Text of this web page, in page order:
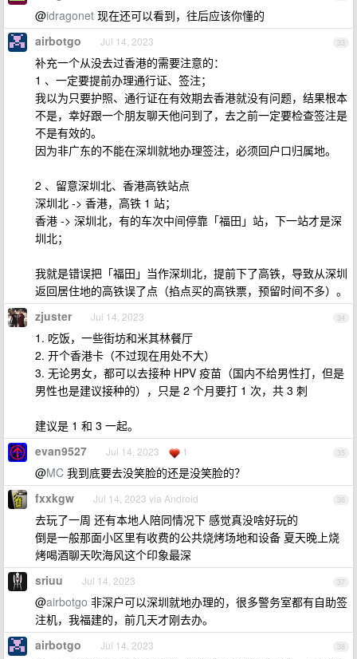
@idragonet 现在还可以看到，往后应该你懂的
33
airbotgo Jul 14, 2023
补充一个从没去过香港的需要注意的：
1 、一定要提前办理通行证、签注；
我以为只要护照、通行证在有效期去香港就没有问题，结果根本
不是，幸好跟一个朋友聊天他问到了，去之前一定要检查签注是
不是有效的。
因为非广东的不能在深圳就地办理签注，必须回户口归属地。
2 、留意深圳北、香港高铁站点
深圳北 -> 香港，高铁 1 站；
香港 -> 深圳北，有的车次中间停靠「福田」站，下一站才是深
圳北；
我就是错误把「福田」当作深圳北，提前下了高铁，导致从深圳
返回居住地的高铁误了点（掐点买的高铁票，预留时间不多）。
34
zjuster Jul 14, 2023
1. 吃饭，一些街坊和米其林餐厅
2. 开个香港卡（不过现在用处不大）
3. 无论男女，都可以去接种 HPV 疫苗（国内不给男性打，但是
男性也是建议接种的），只是 2 个月要打 1 次，共 3 刺
建议是 1 和 3 一起。
35
evan9527 Jul 14, 2023 1
@MC 我到底要去没笑脸的还是没笑脸的？
36
fxxkgw Jul 14, 2023 via Android
去玩了一周 还有本地人陪同情况下 感觉真没啥好玩的
倒是一般那面小区里有收费的公共烧烤场地和设备 夏天晚上烧
烤喝酒聊天吹海风这个印象最深
37
sriuu Jul 14, 2023
@airbotgo 非深户可以深圳就地办理的，很多警务室都有自助签
注机，我福建的，前几天才刚去办。
38
airbotgo Jul 14, 2023